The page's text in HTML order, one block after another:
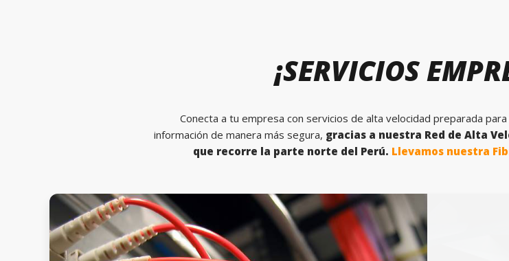
¡SERVICIOS
Conecta a tu empresa con servicios de alta velocidad preparada
información de manera más segura, gracias a nuestra Red de Alta
que recorre la parte norte del Perú. Llevamos nuestra